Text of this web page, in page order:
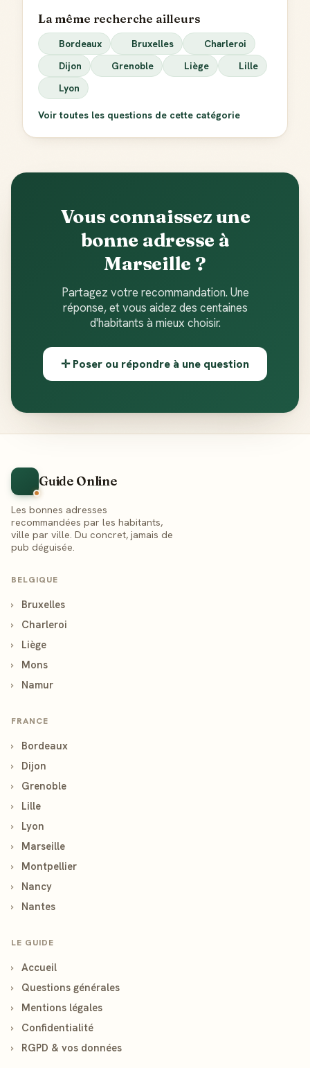
La même recherche ailleurs
Bordeaux Bruxelles
Charleroi
Dijon
Grenoble Liège
Lille
Lyon
Voir toutes les questions de cette catégorie
Vous connaissez une
bonne adresse à
Marseille ?
Partagez votre recommandation. Une
réponse, et vous aidez des centaines
d'habitants à mieux choisir.
✛ Poser ou répondre à une question
Guide Online
Les bonnes adresses
recommandées par les habitants,
ville par ville. Du concret, jamais de
pub déguisée.
BELGIQUE
›
Bruxelles
›
Charleroi
›
Liège
›
Mons
›
Namur
FRANCE
›
Bordeaux
›
Dijon
›
Grenoble
›
Lille
›
Lyon
›
Marseille
›
Montpellier
›
Nancy
›
Nantes
LE GUIDE
›
Accueil
›
Questions générales
›
Mentions légales
›
Confidentialité
›
RGPD & vos données